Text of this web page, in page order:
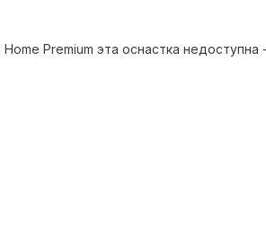
Home Premium эта оснастка